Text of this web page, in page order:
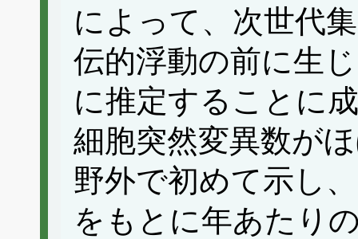
によって、次世代
伝的浮動の前に生
に推定することに
細胞突然変異数が
野外で初めて示し
をもとに年あたり